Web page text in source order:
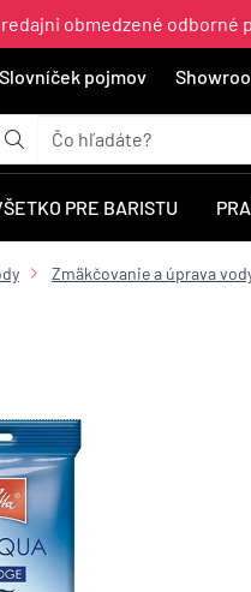
obmedzené
Slovníček pojmov
PRE BARISTU
Zmäkčovanie a úprava